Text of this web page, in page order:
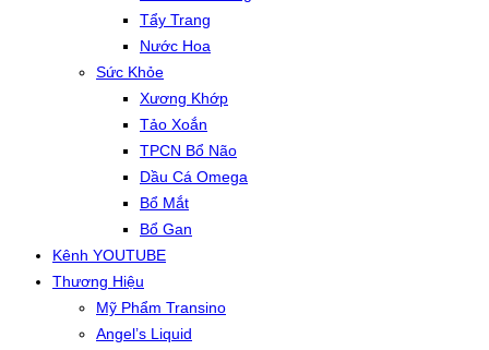
Tẩy Trang
Nước Hoa
Sức Khỏe
Xương Khớp
Tảo Xoắn
TPCN Bổ Não
Dầu Cá Omega
Bổ Mắt
Bổ Gan
Kênh YOUTUBE
Thương Hiệu
Mỹ Phẩm Transino
Angel’s Liquid